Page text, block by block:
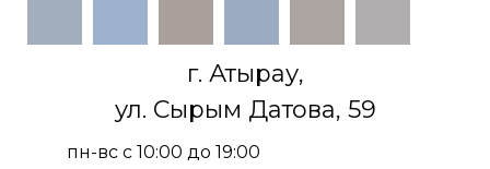
г. Атырау,
ул. Сырым Датова, 59
пн-вс с 10:00 до 19:00